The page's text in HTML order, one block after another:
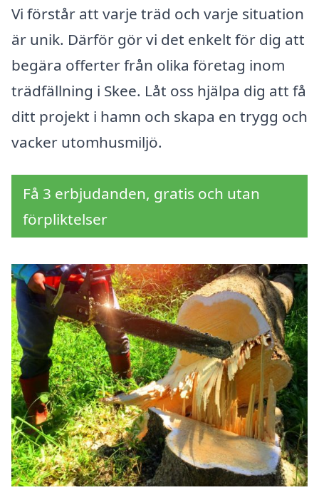
Vi förstår att varje träd och varje situation
är unik. Därför gör vi det enkelt för dig att
begära offerter från olika företag inom
trädfällning i Skee. Låt oss hjälpa dig att få
ditt projekt i hamn och skapa en trygg och
vacker utomhusmiljö.
Få 3 erbjudanden, gratis och utan
förpliktelser